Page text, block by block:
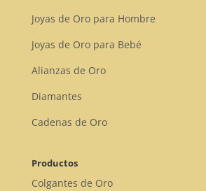
Joyas de Oro para Hombre
Joyas de Oro para Bebé
Alianzas de Oro
Diamantes
Cadenas de Oro
Productos
Colgantes de Oro